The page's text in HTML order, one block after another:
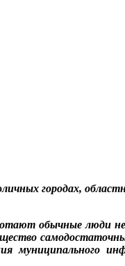
городах,
обычные люди
муниципального